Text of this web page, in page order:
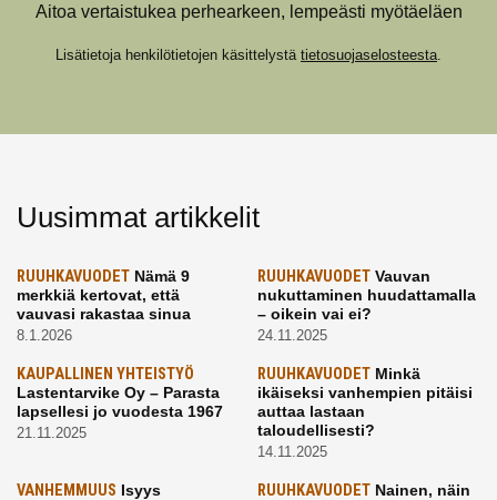
Aitoa vertaistukea perhearkeen, lempeästi myötäeläen
Lisätietoja henkilötietojen käsittelystä tietosuojaselosteesta
Uusimmat artikkelit
RUUHKAVUODET Nämä 9
merkkiä kertovat, että
vauvasi rakastaa sinua
8.1.2026
RUUHKAVUODETVauvan
nukuttaminen huudattamalla
– oikein vai ei?
24.11.2025
KAUPALLINEN YHTEISTYÖ
Lastentarvike Oy – Parasta
lapsellesi jo vuodesta 1967
21.11.2025
RUUHKAVUODETMinkä
ikäiseksi vanhempien pitäisi
auttaa lastaan
taloudellisesti?
14.11.2025
VANHEMMUUS Isyys
RUUHKAVUODETNainen, näin